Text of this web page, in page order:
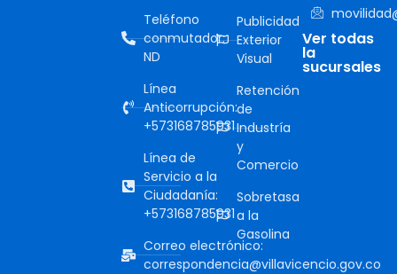
Teléfono
conmutador:
ND
Línea
Anticorrupción:
+573168785931
Línea de
Servicio a la
Ciudadanía:
+573168785931
Correo electrónico:
correspondencia@villavicencio.gov.co
Publicidad
Exterior
Visual
Retención
de
Industría
y
Comercio
Sobretasa
a la
Gasolina
Ver todas
la
sucursales